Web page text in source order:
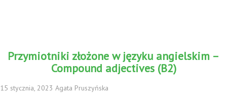
Przymiotniki złożone w języku angielskim –
Compound adjectives (B2)
15 stycznia, 2023 Agata Pruszyńska